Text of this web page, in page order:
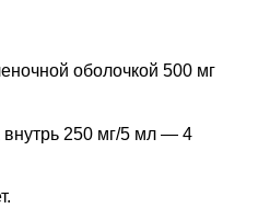
оболочкой 500 мг
внутрь 250 мг/5 мл — 4